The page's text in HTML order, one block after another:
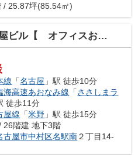
/ 25.87坪(85.54㎡)
ル【 オフィスおすすめ 】
線 「名古屋 」駅 徒歩10分
海高速あおなみ線 「ささしまラ
徒歩11分
屋線 「米野 」駅 徒歩15分
26階建 地下3階
古屋市中村区名駅南２丁目14-